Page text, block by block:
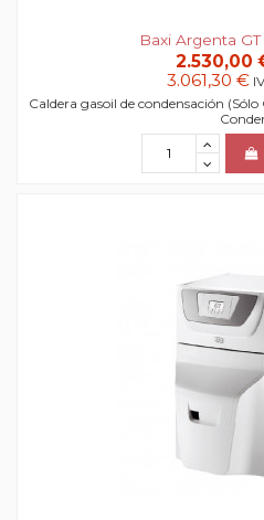
Baxi Argenta
2.530,00
3.061,30 €
Caldera gasoil de condensación